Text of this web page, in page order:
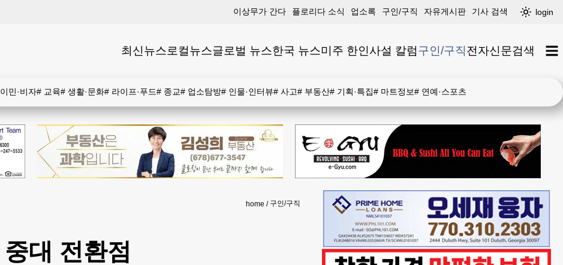
이상무가 간다 플로리다 소식 업소록 구인/구직 자유게시판 기사 검색 login
최신뉴스로컬뉴스글로벌 뉴스한국 뉴스미주 한인사설 칼럼구인/구직전자신문검색
이민·비자# 교육# 생활·문화# 라이프·푸드# 종교# 업소탐방# 인물·인터뷰# 사고# 부동산# 기획·특집# 마트정보# 연예·스포츠
home 구인/구직
대 전환점